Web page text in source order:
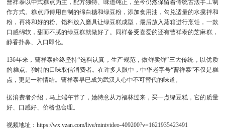
曹祥泰以中式糕点为主，配方独特、味道纯正，至今仍然保留着传统古法手工制
作方式。糕点师傅用自制的绵白糖和绿豆粉，添加食用油，勾兑适量的水搅拌和
粉，再将和好的粉、馅料放入磨具让绿豆糕成型，最后放入蒸箱进行烹饪，一款
口感绵软，甜而不腻的绿豆糕就做好了。同样备受喜爱的还有曹祥泰的芝麻糕，
醇香扑鼻、入口即化。
136年来，曹祥泰始终坚持“选料认真，生产规范，做鲜卖鲜”三大传统，以优质
的糕点、独特的口味取信消费者。在许多人眼中，中华老字号“曹祥泰”不仅是糕
点，更是一种情结。曹祥泰早已成为武汉人心中不可替代的味道。
据消费者介绍，马上端午节了，她特意从万福林过来，买一点绿豆糕，它的质量
好、口感好、价格也合理。
视频地址：https://wx.vzan.com/live/minivideo-409200?v=1621935423491